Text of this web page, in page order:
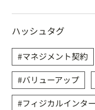
ハッシュタグ
マネジメント契約
バリューアップ
フィジカルインタ